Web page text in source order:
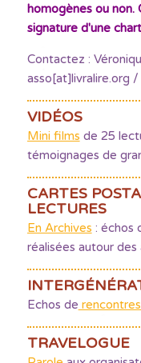
homogènes ou
signature d'une
Contactez :
asso[at]livralire.org
VIDÉOS
Mini films de 25
témoignages de
CARTES
LECTURES
En Archives : échos
réalisées autour des
Echos de
TRAVELOGUE